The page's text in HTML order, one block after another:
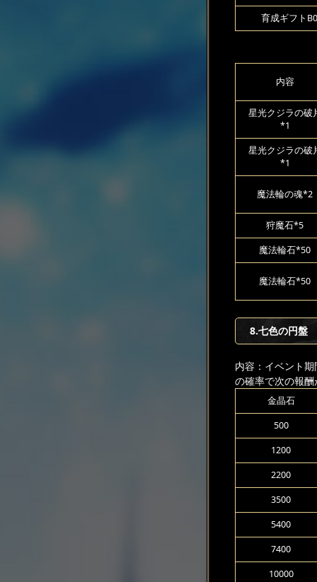
育成ギフト
内容
星光クジラの破
*1
星光クジラの破
*1
魔法輪の魂*2
狩魔石*5
魔法輪石*50
魔法輪石*50
8.七色の円盤
内容：イベント
の確率で次の報
金晶石
500
1200
2200
3500
5400
7400
10000